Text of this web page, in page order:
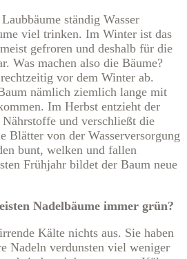
ständig Wasser
viel trinken. Im Winter ist das
gefroren und deshalb für die
Was machen also die Bäume?
vor dem Winter ab.
nämlich ziemlich lange mit
Im Herbst entzieht der
und verschließt die
Blätter von der Wasserversorgung
bunt, welken und fallen
Frühjahr bildet der Baum neue
Nadelbäume immer grün?
Kälte nichts aus. Sie haben
Nadeln verdunsten viel weniger